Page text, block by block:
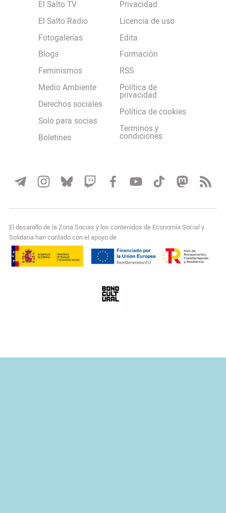
El Salto TV
El Salto Radio
Fotogalerías
Blogs
Feminismos
Medio Ambiente
Derechos sociales
Solo para socias
Boletines
Privacidad
Licencia de uso
Edita
Formación
RSS
Política de
privacidad
Política de cookies
Terminos y
condiciones
El desarollo de la Zona Socias y los contenidos de Economía Social y
Solidaria han contado con el apoyo de